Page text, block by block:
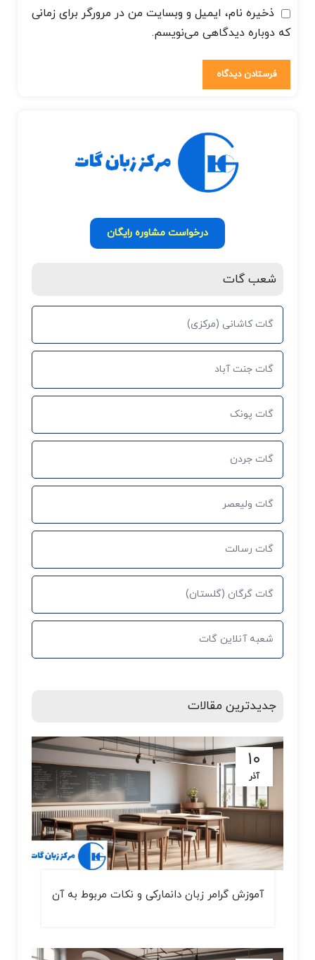
ذخیره نام، ایمیل و وبسایت من در مرورگر برای زمانی
که دوباره دیدگاهی می‌نویسم.
درخواست مشاوره رایگان
شعب گات
گات کاشانی (مرکزی)
گات جنت آباد
گات پونک
گات جردن
گات ولیعصر
گات رسالت
گات گرگان (گلستان)
شعبه آنلاین گات
جدیدترین مقالات
۱۰
آذر
آموزش گرامر زبان دانمارکی و نکات مربوط به آن